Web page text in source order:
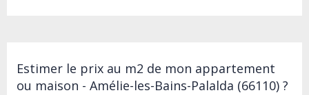
Estimer le prix au m2 de mon appartement
ou maison - Amélie-les-Bains-Palalda (66110) ?